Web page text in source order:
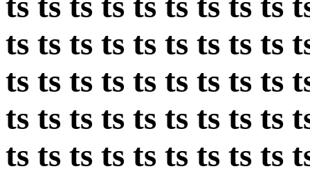
ts ts ts ts ts ts ts ts ts
ts ts ts ts ts ts ts ts ts
ts ts ts ts ts ts ts ts ts
ts ts ts ts ts ts ts ts ts